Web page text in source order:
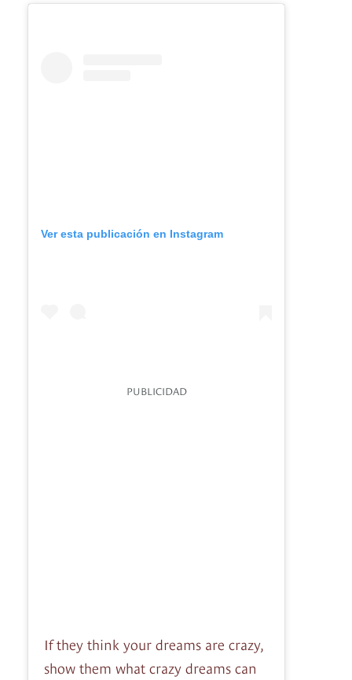
Ver esta publicación en Instagram
PUBLICIDAD
If they think your dreams are crazy,
show them what crazy dreams can